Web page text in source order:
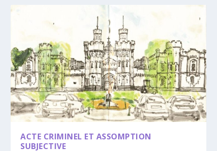
ACTE CRIMINEL ET ASSOMPTION
SUBJECTIVE